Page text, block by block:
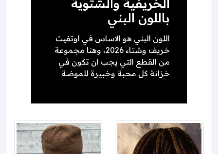
الخريفية والشتوية
باللون البني
اللون البني هو الاساس في اوتفيت
خريف وشتاء 2026، وهنا مجموعة
من القطع التي يجب ان تكون في
خزانة كل محبة وخبيرة للموضة